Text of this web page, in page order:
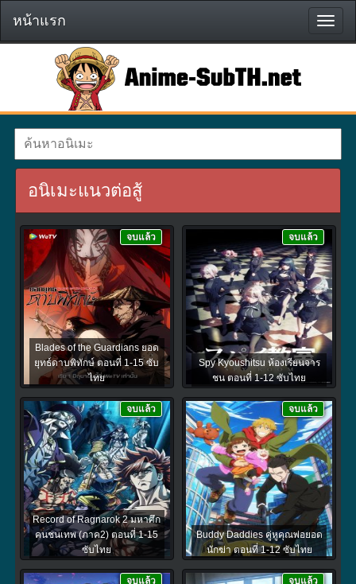
หน้า
แรก
หน้าแรก
อนิเมะแนวต่อสู้
Blades of the Guardians ยอด
ยุทธ์ดาบพิทักษ์ ตอนที่ 1-15 ซับ
ไทย
จบแล้ว
Spy Kyoushitsu ห้องเรียนจาร
ชน ตอนที่ 1-12 ซับไทย
จบแล้ว
Record of Ragnarok 2 มหาศึก
คนชนเทพ (ภาค2) ตอนที่ 1-15
ซับไทย
จบแล้ว
Buddy Daddies คู่หูคุณพ่อยอด
นักฆ่า ตอนที่ 1-12 ซับไทย
จบแล้ว
จบแล้ว จบแล้ว